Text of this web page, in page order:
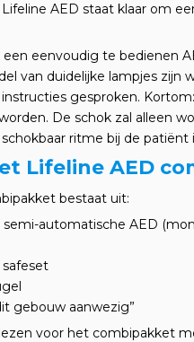
AED staat klaar om
eenvoudig te bedienen
van duidelijke lampjes zijn
gesproken.
De schok zal alleen
ritme bij de patiënt
Lifeline AED
bestaat uit:
automatische AED
safeset
gebouw aanwezig”
voor het combipakket